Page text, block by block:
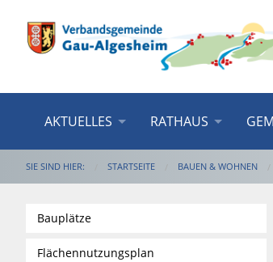
AKTUELLES RATHAUS
SIE SIND HIER: STARTSEITE BAUEN & WOHNEN
Bauplätze
Flächennutzungsplan